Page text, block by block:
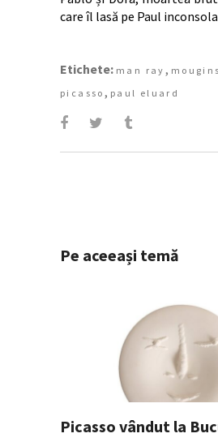
care îl lasă pe Paul
Etichete: man ray , mougins
picasso , paul eluard
Pe aceeași temă
Picasso vândut la